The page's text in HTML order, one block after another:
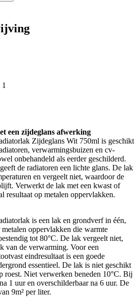
een zijdeglans afwerking
Zijdeglans Wit 750ml is geschikt
verwarmingsbuizen en cv-
onbehandeld als eerder geschilderd.
de radiatoren een lichte glans. De lak
en vergeelt niet, waardoor de
Verwerkt de lak met een kwast of
resultaat op metalen oppervlakken.
is een lak en grondverf in één,
oppervlakken die warmte
tot 80°C. De lak vergeelt niet,
van de verwarming. Voor een
eindresultaat is een goede
essentieel. De lak is niet geschikt
roest. Niet verwerken beneden 10°C. Bij
1 uur en overschilderbaar na 6 uur. De
9m² per liter.